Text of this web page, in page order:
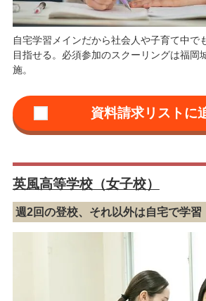
自宅学習メインだから社会人や子育て中で
目指せる。必須参加のスクーリングは福岡
施。
英風高等学校（女子校）
週2回の登校、それ以外は自宅で学習